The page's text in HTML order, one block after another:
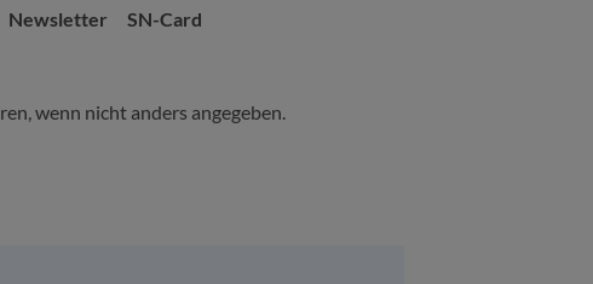
Newsletter SN-Card
wenn nicht anders angegeben.